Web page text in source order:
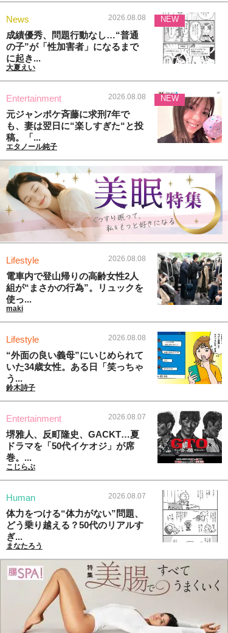
News 2026.08.08
成績優秀、問題行動なし…“普通
の子”が「性加害者」になるまで
に起き...
大夏えい
NEW
Entertainment 2026.08.08
元ジャンポケ斉藤に求刑7年で
も、妻は翌日に“楽しすぎた“と投
稿。「...
エタノール純子
NEW
Lifestyle 2026.08.08
電車内で登山帰りの高齢女性2人
組が“まさかの行為”。リュックを
使っ...
maki
Lifestyle 2026.08.08
“外面の良い義母”にいじめられて
いた34歳女性。ある日「笑っちゃ
う...
鈴木詩子
Entertainment 2026.08.07
堺雅人、反町隆史、GACKT…夏
ドラマを「50代イケオジ」が席
巻。...
こじらぶ
Human 2026.08.07
体力をつける“体力がない”問題、
どう乗り越える？50代のリアルす
ぎ...
まなたろう